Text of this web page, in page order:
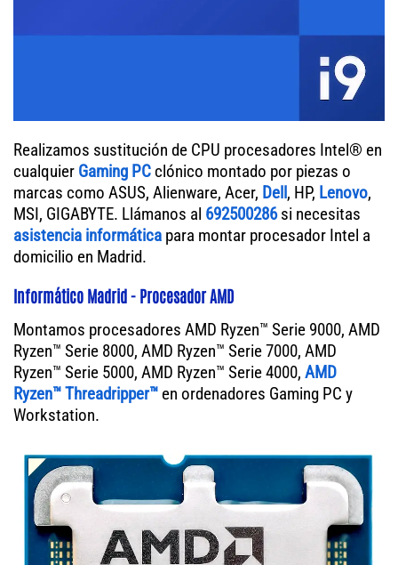
Realizamos sustitución de CPU procesadores Intel® en
cualquier Gaming PC clónico montado por piezas o
marcas como ASUS, Alienware, Acer, Dell, HP, Lenovo,
MSI, GIGABYTE. Llámanos al 692500286si necesitas
asistencia informática para montar procesador Intel a
domicilio en Madrid.
Informático Madrid - Procesador AMD
Montamos procesadores AMD Ryzen™ Serie 9000, AMD
Ryzen™ Serie 8000, AMD Ryzen™ Serie 7000, AMD
Ryzen™ Serie 5000, AMD Ryzen™ Serie 4000, AMD
Ryzen™ Threadripper™ en ordenadores Gaming PC y
Workstation.